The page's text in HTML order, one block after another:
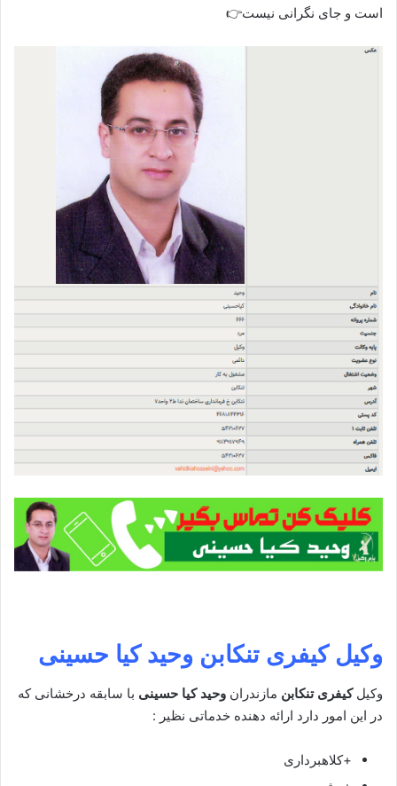
است و جای نگرانی نیست👉
وکیل کیفری تنکابن وحید کیا حسینی
وکیلکیفری تنکابن مازندران وحید کیا حسینی با سابقه درخشانی که
در این امور دارد ارائه دهنده خدماتی نظیر :
+کلاهبرداری